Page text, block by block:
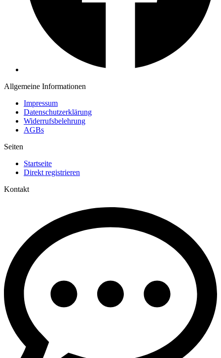
Allgemeine Informationen
Impressum
Datenschutzerklärung
Widerrufsbelehrung
AGBs
Seiten
Startseite
Direkt registrieren
Kontakt